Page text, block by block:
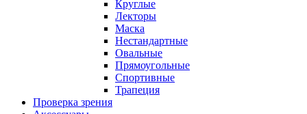
Круглые
Лекторы
Маска
Нестандартные
Овальные
Прямоугольные
Спортивные
Трапеция
Проверка зрения